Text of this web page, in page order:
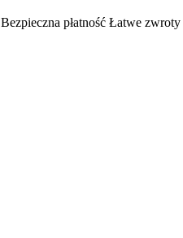
Bezpieczna płatność Łatwe zwroty